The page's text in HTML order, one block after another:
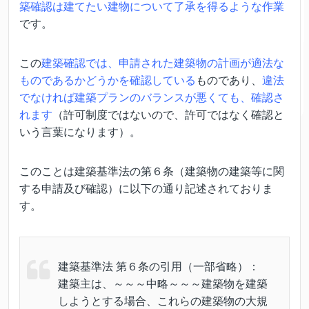
築確認は建てたい建物について了承を得るような作業
です。
この建築確認では、申請された建築物の計画が適法な
ものであるかどうかを確認している ものであり、 違法
でなければ建築プランのバランスが悪くても、確認さ
れます （許可制度ではないので、許可ではなく確認と
いう言葉になります）。
このことは建築基準法の第６条（建築物の建築等に関
する申請及び確認）に以下の通り記述されておりま
す。
建築基準法 第６条の引用（一部省略）：
建築主は、～～～中略～～～建築物を建築
しようとする場合、これらの建築物の大規